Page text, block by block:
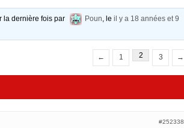
la dernière fois par Poun, leil y a 18 années et 9
← 1 2 3 →
#252338